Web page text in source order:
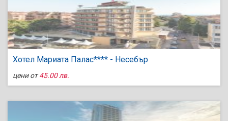
Хотел Мариата Палас**** - Несебър
цени от45.00 лв.